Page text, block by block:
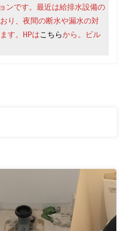
ンです。最近は給排水設備の
り、夜間の断水や漏水の対
す。HPはこちらから。ビル